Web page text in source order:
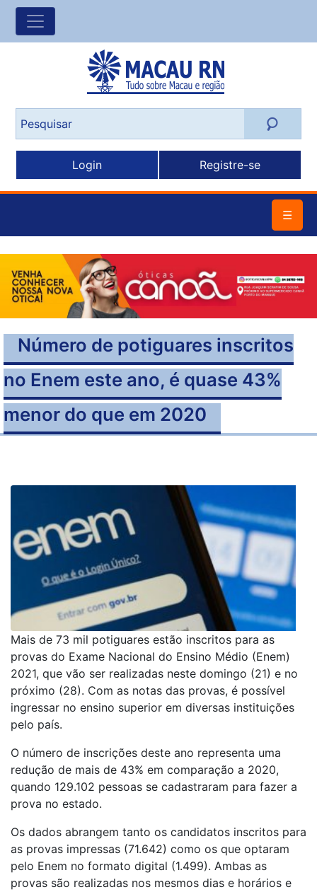
Login Registre-se
☰
Número de potiguares inscritos
no Enem este ano, é quase 43%
menor do que em 2020
Mais de 73 mil potiguares estão inscritos para as
provas do Exame Nacional do Ensino Médio (Enem)
2021, que vão ser realizadas neste domingo (21) e no
próximo (28). Com as notas das provas, é possível
ingressar no ensino superior em diversas instituições
pelo país.
O número de inscrições deste ano representa uma
redução de mais de 43% em comparação a 2020,
quando 129.102 pessoas se cadastraram para fazer a
prova no estado.
Os dados abrangem tanto os candidatos inscritos para
as provas impressas (71.642) como os que optaram
pelo Enem no formato digital (1.499). Ambas as
provas são realizadas nos mesmos dias e horários e